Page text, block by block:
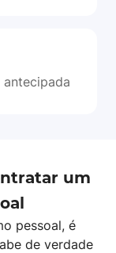
um
pessoal, é
de verdade